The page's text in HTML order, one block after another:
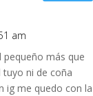
am
más que
tuyo ni de coña
ig me quedo con la